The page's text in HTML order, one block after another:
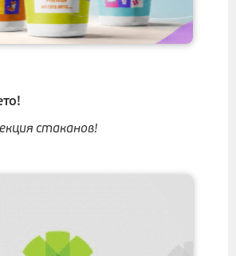
стаканов!